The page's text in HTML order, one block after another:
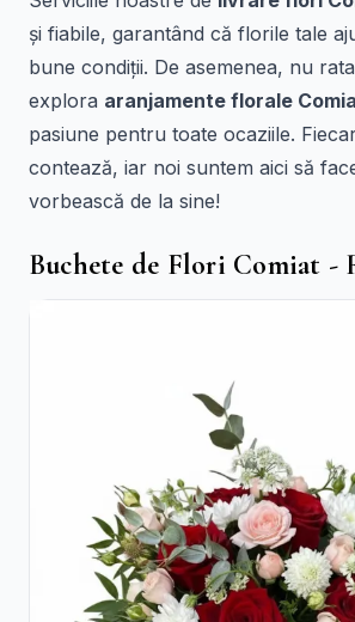
și fiabile, garantând că florile tale
bune condiții. De asemenea, nu
explora aranjamente florale
pasiune pentru toate ocaziile.
contează, iar noi suntem aici să
vorbească de la sine!
Buchete de Flori Comiat -